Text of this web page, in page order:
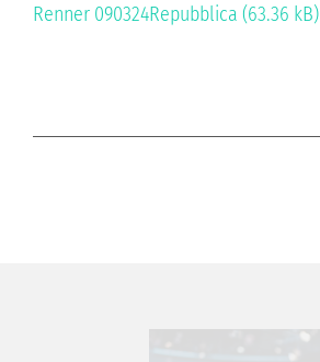
Renner 090324Repubblica (63.36 kB)